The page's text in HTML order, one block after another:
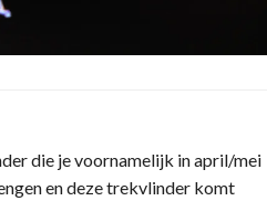
die je voornamelijk in april/mei
en deze trekvlinder komt